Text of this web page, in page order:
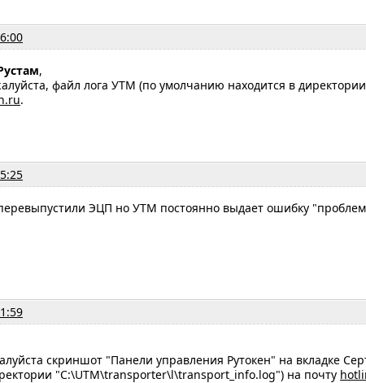
,
файл лога УТМ (по умолчанию находится в
.
ЭЦП но УТМ постоянно выдает ошибку
скриншот "Панели управления Рутокен" на вкладке
"C:\UTM\transporter\l\transport_info.log") на почту